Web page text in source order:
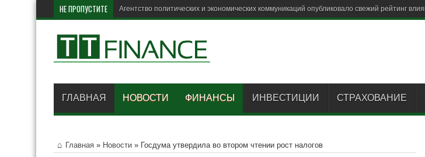
НЕ ПРОПУСТИТЕ В Ро
ГЛАВНАЯ НОВОСТИ ФИНАНСЫ ИНВЕСТИЦИИ СТРАХОВАНИЕ
Главная » Новости » Госдума утвердила во втором чтении рост налогов